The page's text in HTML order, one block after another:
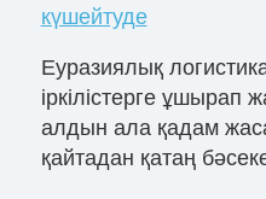
күшейтуде
Еуразиялық
іркілістерге ұшырап
алдын ала қадам
қайтадан қатаң